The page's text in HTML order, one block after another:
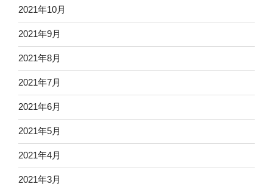
2021年10月
2021年9月
2021年8月
2021年7月
2021年6月
2021年5月
2021年4月
2021年3月